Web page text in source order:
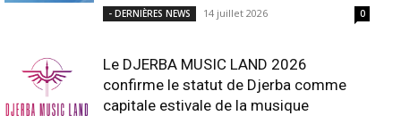
- DERNIÈRES NEWS 14 juillet 2026 0
Le DJERBA MUSIC LAND 2026
confirme le statut de Djerba comme
capitale estivale de la musique